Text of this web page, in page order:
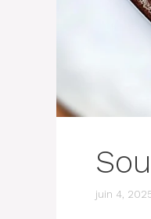
juin 4,